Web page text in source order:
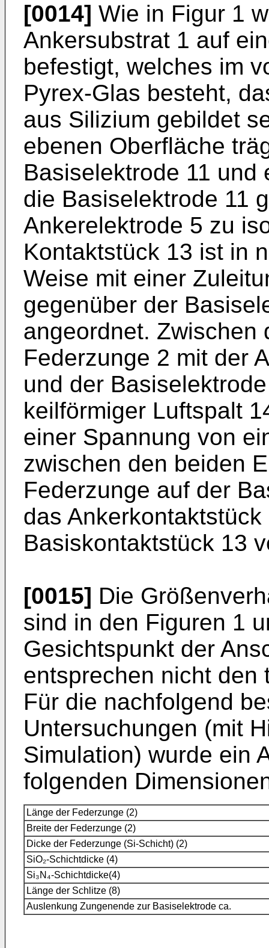
[0014] Wie in Figur 1
Ankersubstrat 1 auf
befestigt, welches im
Pyrex-Glas besteht,
aus Silizium gebildet
ebenen Oberfläche
Basiselektrode 11
die Basiselektrode 11
Ankerelektrode 5 zu
Kontaktstück 13 ist in
Weise mit einer
gegenüber der
angeordnet. Zwischen
Federzunge 2 mit der
und der
keilförmiger Luftspalt
einer Spannung von
zwischen den beiden
Federzunge auf der
das Ankerkontaktstück
Basiskontaktstück 13
[0015] Die
sind in den Figuren 1
Gesichtspunkt der
entsprechen nicht den
Für die nachfolgend
Untersuchungen (mit
Simulation) wurde ein
folgenden
Länge der Federzunge (2)
Breite der Federzunge (2)
Dicke der Federzunge (Si-Schicht) (2)
SiO₂-Schichtdicke (4)
Si₃N₄-Schichtdicke(4)
Länge der Schlitze (8)
Auslenkung Zungenende zur Basiselektrode ca.